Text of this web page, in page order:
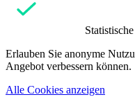
Erlauben Sie anonyme
Angebot verbessern können.
Alle Cookies anzeigen